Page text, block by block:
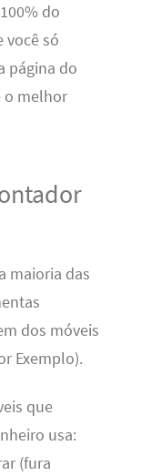
do
você só
página do
o melhor
maioria das
dos móveis
Exemplo).
que
usa:
(fura